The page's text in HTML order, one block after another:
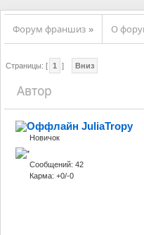
Форум франшиз » О
Страницы: [ 1 ] Вниз
Автор
JuliaTropy
Новичок
Сообщений: 42
Карма: +0/-0